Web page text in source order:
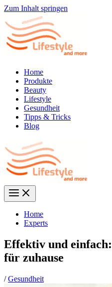
Zum Inhalt springen
Home
Produkte
Beauty
Lifestyle
Gesundheit
Tipps & Tricks
Blog
Home
Experts
Effektiv und
für zuhause
/Gesundheit